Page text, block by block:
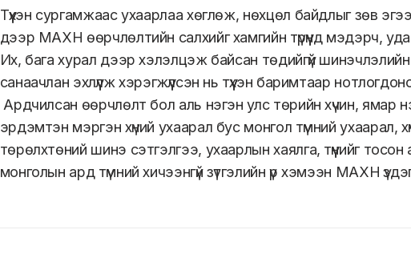
Түүхэн сургамжаас ухаарлаа хөглөж, нөхцөл байдлыг зөв
дээр МАХН өөрчлөлтийн салхийг хамгийн түрүүнд мэдэрч,
Их, бага хурал дээр хэлэлцэж байсан төдийгүй
санаачлан эхлүүлж хэрэгжүүлсэн нь түүхэн баримтаар
Ардчилсан өөрчлөлт бол аль нэгэн улс төрийн хүчин, ямар
эрдэмтэн мэргэн хүний ухаарал бус монгол түмний ухаарал,
төрөлхтөний шинэ сэтгэлгээ, ухаарлын хаялга, түүнийг тосон
монголын ард түмний хичээнгүй зүтгэлийн үр хэмээн МАХН